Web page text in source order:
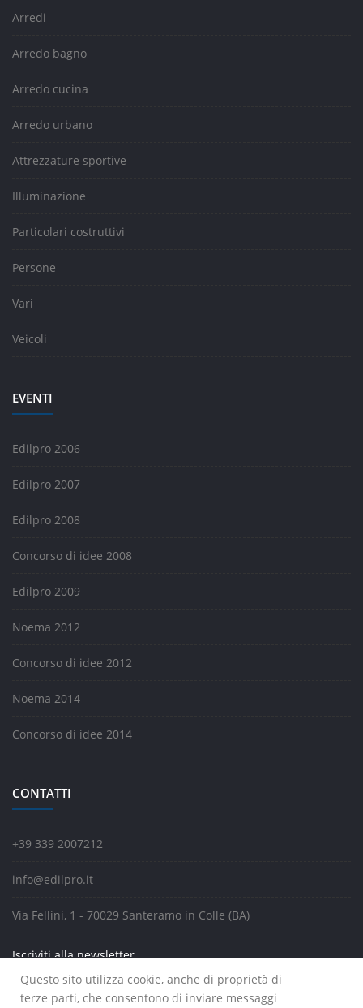
Questo sito utilizza cookie, anche di proprietà di
terze parti, che consentono di inviare messaggi
Arredi
Arredo bagno
Arredo cucina
Arredo urbano
Attrezzature sportive
Illuminazione
Particolari costruttivi
Persone
Vari
Veicoli
EVENTI
Edilpro 2006
Edilpro 2007
Edilpro 2008
Concorso di idee 2008
Edilpro 2009
Noema 2012
Concorso di idee 2012
Noema 2014
Concorso di idee 2014
CONTATTI
+39 339 2007212
info@edilpro.it
Via Fellini, 1 - 70029 Santeramo in Colle (BA)
Iscriviti alla newsletter